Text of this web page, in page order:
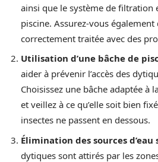
ainsi que le système de filtration
piscine. Assurez-vous également
correctement traitée avec des
Utilisation d’une bâche de
aider à prévenir l’accès des
Choisissez une bâche adaptée à
et veillez à ce qu’elle soit bien
insectes ne passent en dessous.
Élimination des sources
dytiques sont attirés par les